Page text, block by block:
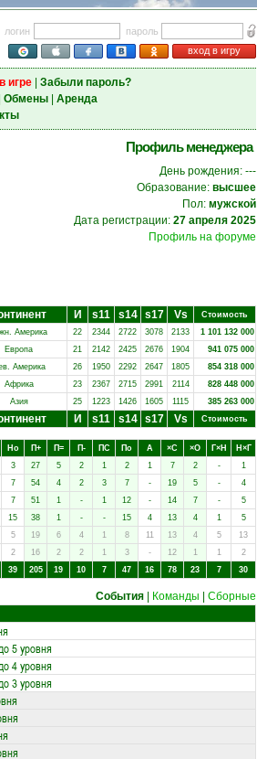
логин
пароль
вход в игру
игре| Забыли пароль?
Обмены| Аренда
Профиль менеджера
День рождения: ---
Образование: высшее
Пол: мужской
Дата регистрации: 27 апреля 2025
Профиль на форуме
И s11 s14 s17 Vs
Стоимость
Америка 22 2344 2722 3078 2133
1 101 132 000
Европа 21 2142 2425 2676 1904
941 075 000
Америка 26 1950 2292 2647 1805
854 318 000
Африка 23 2367 2715 2991 2114
828 448 000
Азия 25 1223 1426 1605 1115 385 263 000
И s11 s14 s17 Vs Стоимость
Нo П+ П= П- ПC Пo А ×C ×O Г×Н
Н×Г
3 27 5 2 1 2 1 7 2 -
1
7 54 4 2 3 7 - 19 5 -
4
7 51 1 - 1 12 - 14 7 -
5
15 38 1 - - 15 4 13 4 1
5
5 19 6 4 1 8 11 13 4 5
13
2 16 2 2 1 3 - 12 1 1
2
39 205 19 10 7 47 16 78 23 7 30
События Команды Сборные
5 уровня
4 уровня
3 уровня